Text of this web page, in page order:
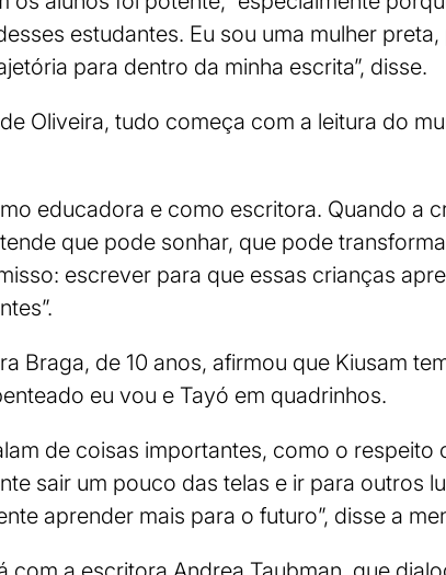
estudantes. Eu sou uma mulher
para dentro da minha escrita”, disse.
Oliveira, tudo começa com a leitura do
educadora e como escritora. Quando a
que pode sonhar, que pode
escrever para que essas crianças
Braga, de 10 anos, afirmou que Kiusam
eu vou e Tayó em quadrinhos.
de coisas importantes, como o respeito
sair um pouco das telas e ir para outros
aprender mais para o futuro”, disse a